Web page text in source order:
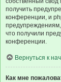
получить
конференции, и
что получили
конференции.
Вернуться к
Как мне